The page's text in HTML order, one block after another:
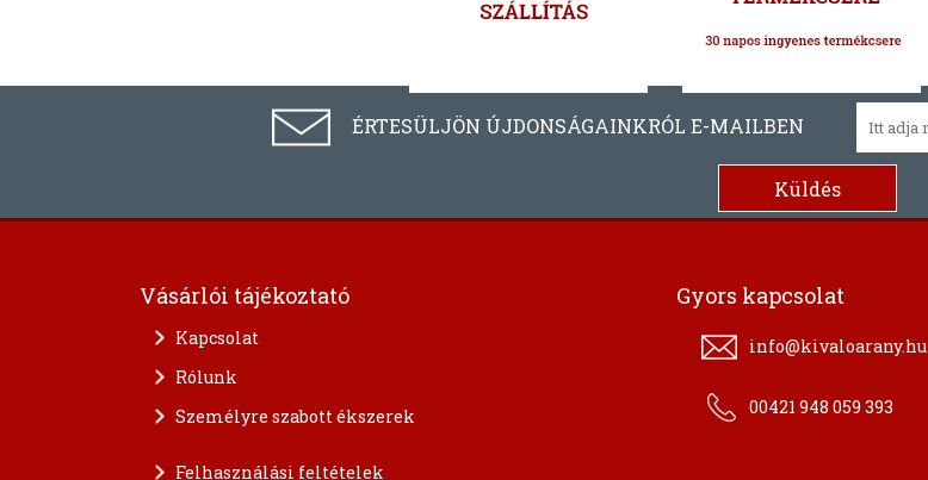
ÉRTESÜLJÖN ÚJDONSÁGAINKRÓL E-MAILBEN
Vásárlói tájékoztató
Kapcsolat
Rólunk
Személyre szabott ékszerek
Felhasználási feltételek
Gyors kapcsolat
info@kivaloarany.hu
00421 948 059 393